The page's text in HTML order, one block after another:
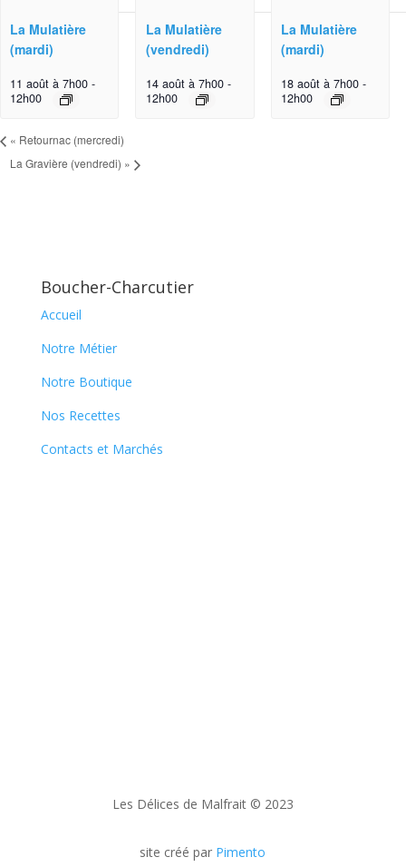
La Mulatière
(mardi)
11 août à 7h00 -
12h00
La Mulatière
(vendredi)
14 août à 7h00-
12h00
La Mulatière
(mardi)
18 août à 7h00-
12h00
« Retournac (mercredi)
La Gravière (vendredi) »
Boucher-Charcutier
Accueil
Notre Métier
Notre Boutique
Nos Recettes
Contacts et Marchés
Les Délices de Malfrait © 2023
site créé par Pimento